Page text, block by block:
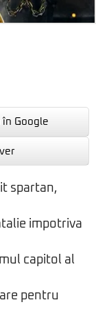
Google
spartan,
impotriva
capitol al
pentru